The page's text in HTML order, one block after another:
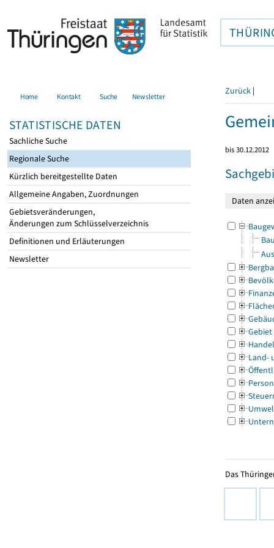
Home Kontakt Suche Newsletter
STATISTISCHE DATEN
Sachliche Suche
Regionale Suche
Kürzlich bereitgestellte Daten
Allgemeine Angaben, Zuordnungen
Gebietsveränderungen,
Änderungen zum Schlüsselverzeichnis
Definitionen und Erläuterungen
Newsletter
Zurück |
bis 30.12.2012
Gebiet
Land-
Das